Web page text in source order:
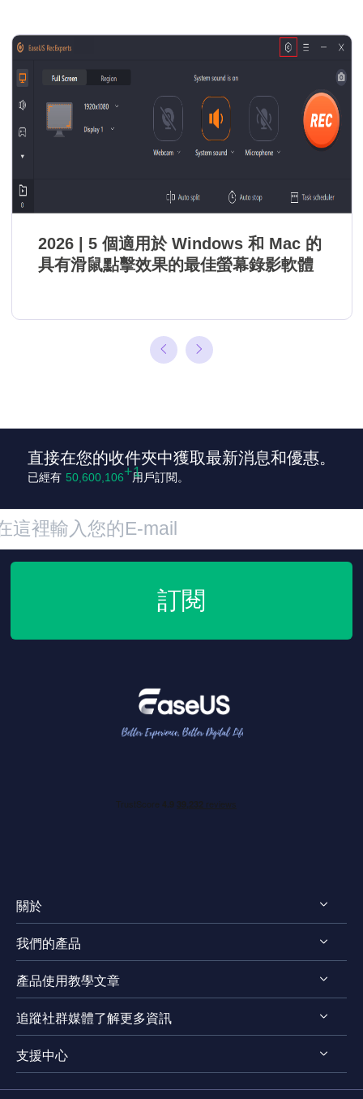
2026 | 5 個適用於 Windows 和 Mac 的
具有滑鼠點擊效果的最佳螢幕錄影軟體
直接在您的收件夾中獲取最新消息和優惠。
已經有 50,600,107 用戶訂閱。
訂閱
關於
認識EaseUS
評測 & 獎項
法律聲明
我們的產品
RecExperts for Windows
RecExperts for Mac
Online Screen Recorder
產品使用教學文章
螢幕錄影軟體
Mac App 商店
追蹤社群媒體了解更多資訊
 
支援中心